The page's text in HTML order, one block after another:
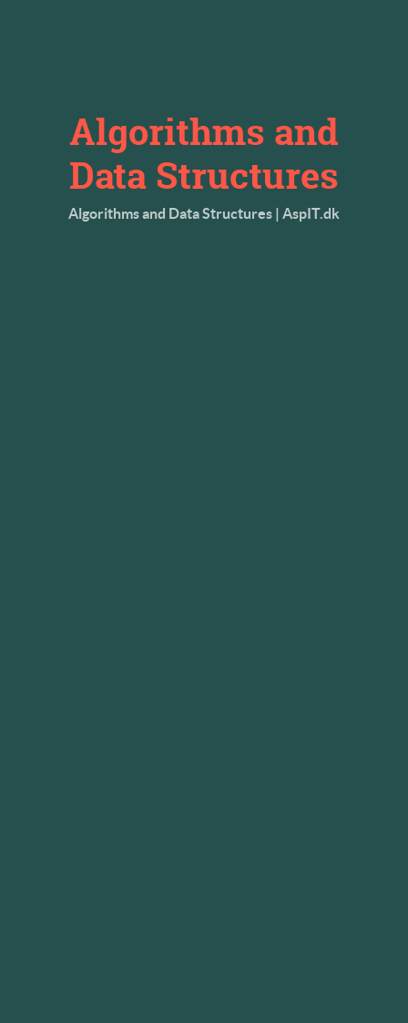
Algorithms and
Data Structures
Algorithms and Data Structures | AspIT.dk